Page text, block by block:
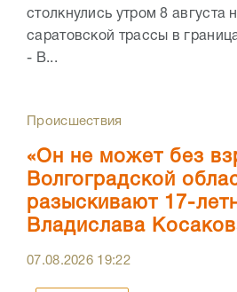
столкнулись утром 8 августа
саратовской трассы в
- В...
Происшествия
«Он не может без
Волгоградской
разыскивают 17-
Владислава
07.08.2026 19:22